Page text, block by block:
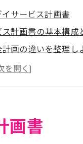
サービス計画書
計画書の基本構成
画の違いを整理し
現場の悩みを解決
活用術と実践ポイ
記載ポイント
等デイサービスで解
画書